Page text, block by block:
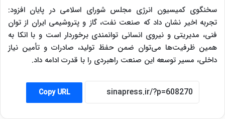
سخنگوی کمیسیون انرژی مجلس شورای اسلامی در پایان افزود:
تجربه اخیر نشان داد که صنعت نفت، گاز و پتروشیمی ایران از توان
فنی، مدیریتی و نیروی انسانی توانمندی برخوردار است و با اتکا به
همین ظرفیت‌ها می‌توان ضمن حفظ تولید، صادرات و تأمین نیاز
داخلی، مسیر توسعه این صنعت راهبردی را با قدرت ادامه داد.
Copy URL